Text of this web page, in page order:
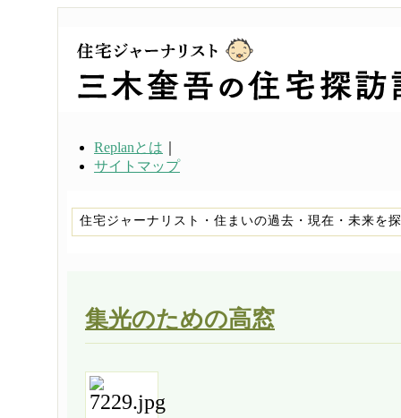
Replanとは
サイトマップ
住宅ジャーナリスト・住まいの過去・現在・未来を
集光のための高窓